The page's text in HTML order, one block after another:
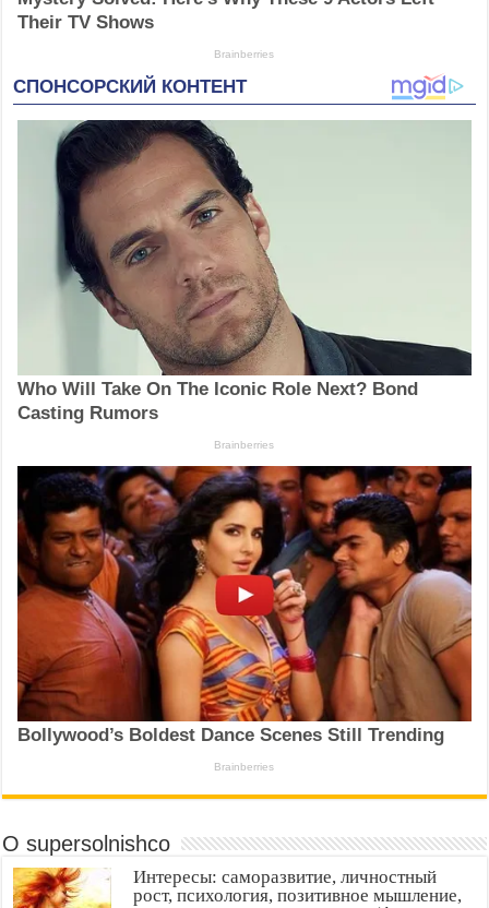
О supersolnishco
Интересы: саморазвитие, личностный
рост, психология, позитивное мышление,